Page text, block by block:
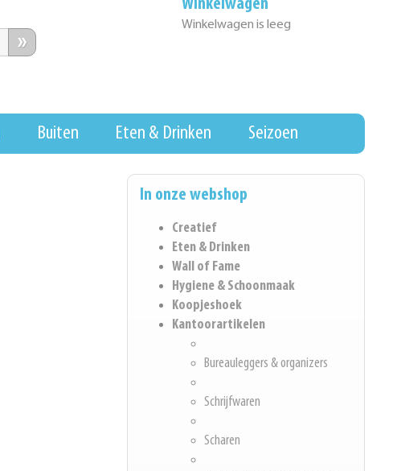
Winkelwagen
Winkelwagen is leeg
»
Buiten Eten & Drinken Seizoen
In onze webshop
Creatief
Eten & Drinken
Wall of Fame
Hygiene & Schoonmaak
Koopjeshoek
Kantoorartikelen
Bureauleggers & organizers
Schrijfwaren
Scharen